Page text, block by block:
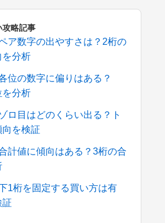
攻略記事
ア数字の出やすさは？2桁の
を分析
位の数字に偏りはある？
を分析
ロ目はどのくらい出る？ト
向を検証
計値に傾向はある？3桁の合
1桁を固定する買い方は有
証